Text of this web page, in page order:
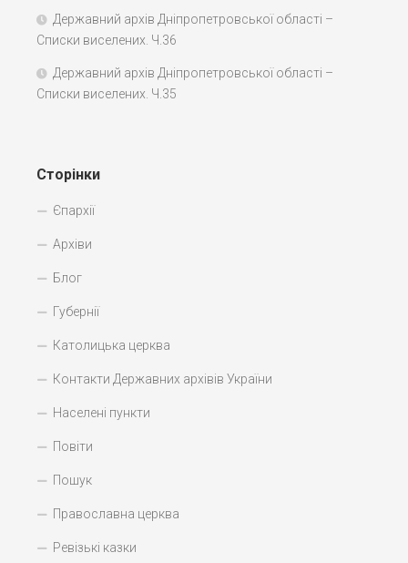
Державний архів Дніпропетровської області –
Списки виселених. Ч.36
Державний архів Дніпропетровської області –
Списки виселених. Ч.35
Сторінки
Єпархії
Архіви
Блог
Губернії
Католицька церква
Контакти Державних архівів України
Населені пункти
Повіти
Пошук
Православна церква
Ревізькі казки